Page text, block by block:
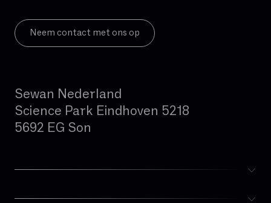
Neem contact met ons op
Sewan Nederland
Science Park Eindhoven 5218
5692 EG Son